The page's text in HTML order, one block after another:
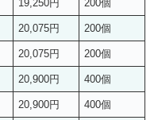
19,250円 200個
20,075円 200個
20,075円 200個
20,900円 400個
20,900円 400個